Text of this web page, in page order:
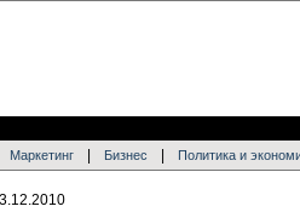
Маркетинг Бизнес Политика и